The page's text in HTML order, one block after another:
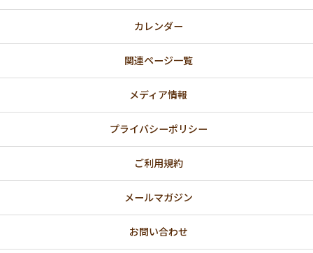
カレンダー
関連ページ一覧
メディア情報
プライバシーポリシー
ご利用規約
メールマガジン
お問い合わせ